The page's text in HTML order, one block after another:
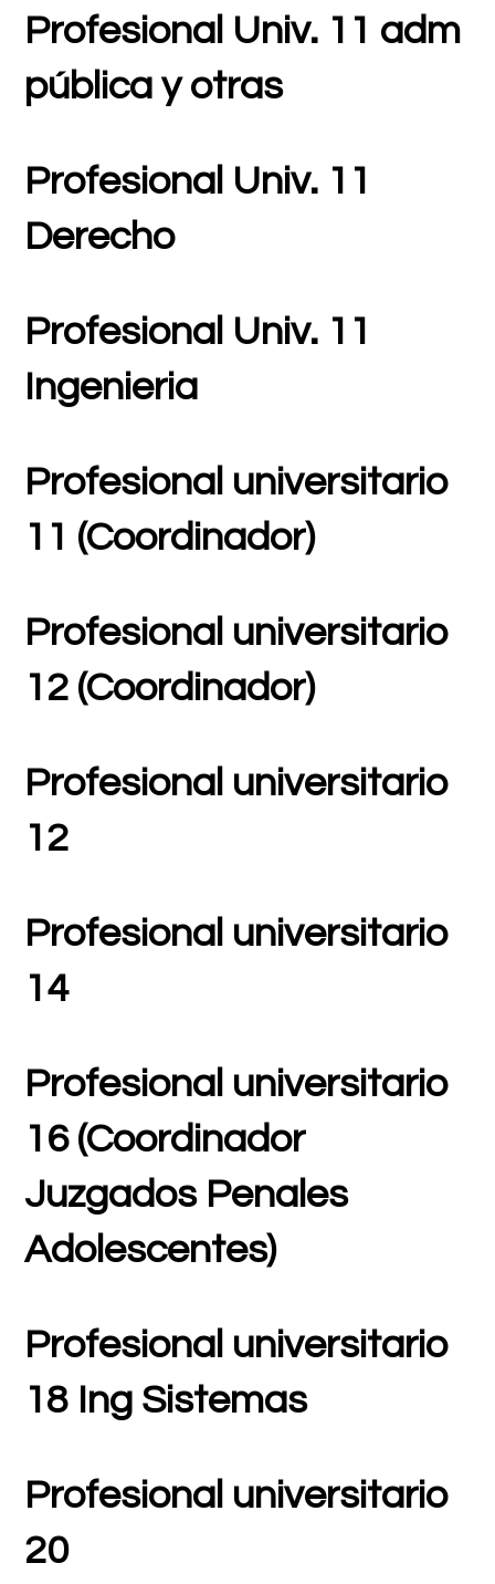
Profesional Univ. 11 adm
pública y otras
Profesional Univ. 11
Derecho
Profesional Univ. 11
Ingenieria
Profesional universitario
11 (Coordinador)
Profesional universitario
12 (Coordinador)
Profesional universitario
12
Profesional universitario
14
Profesional universitario
16 (Coordinador
Juzgados Penales
Adolescentes)
Profesional universitario
18 Ing Sistemas
Profesional universitario
20